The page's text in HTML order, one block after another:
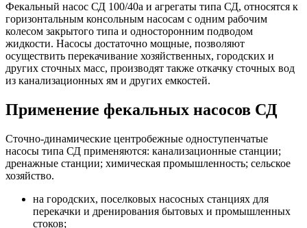
Фекальный насос СД 100/40а и агрегаты типа СД, относятся к
горизонтальным консольным насосам с одним рабочим
колесом закрытого типа и односторонним подводом
жидкости. Насосы достаточно мощные, позволяют
осуществить перекачивание хозяйственных, городских и
других сточных масс, производят также откачку сточных вод
из канализационных ям и других емкостей.
Применение фекальных насосов СД
Сточно-динамические центробежные одноступенчатые
насосы типа СД применяются: канализационные станции;
дренажные станции; химическая промышленность; сельское
хозяйство.
на городских, поселковых насосных станциях для
перекачки и дренирования бытовых и промышленных
стоков;